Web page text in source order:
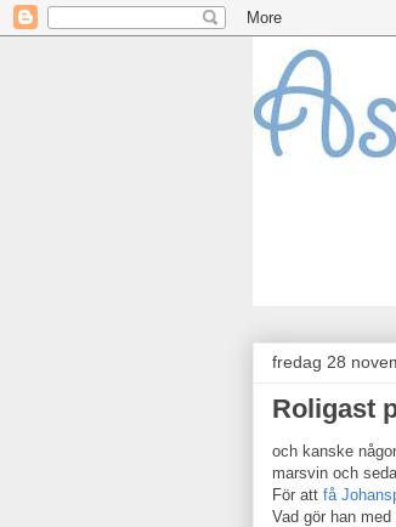
fredag 28
Roligast
och kanske
marsvin och
För att få
Vad gör han